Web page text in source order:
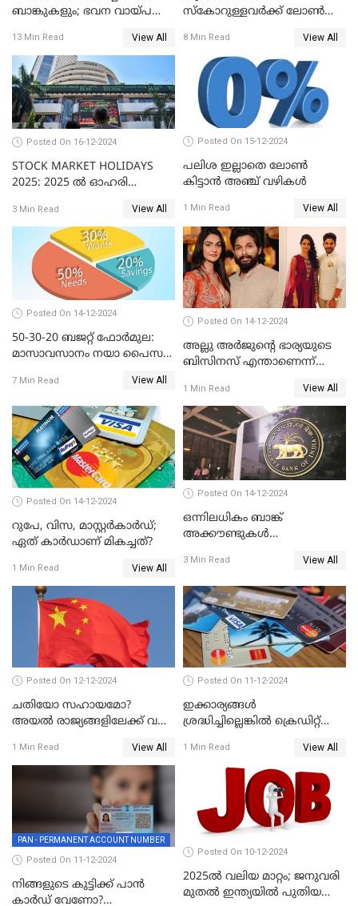
ബാങ്കുകളും; ഭവന വായ്പ
13 Min Read View All
സ്കോറുള്ളവർക്ക് ലോൺ
8 Min Read View All
Posted On 16-12-2024
STOCK MARKET HOLIDAYS
2025: 2025 ൽ ഓഹരി
ദിനങ്ങൾ
3 Min Read View All
Posted On 15-12-2024
പലിശ ഇല്ലാതെ ലോൺ
കിട്ടാൻ അഞ്ച് വഴികൾ
1 Min Read View All
Posted On 14-12-2024
50-30-20 ബജറ്റ് ഫോർമുല:
മാസാവസാനം നയാ പൈസ
7 Min Read View All
Posted On 14-12-2024
അല്ലു അർജുൻ്റെ ഭാര്യയുടെ
ബിസിനസ് എന്താണെന്ന്
1 Min Read View All
Posted On 14-12-2024
റുപേ, വിസ, മാസ്റ്റർകാർഡ്;
ഏത് കാർഡാണ് മികച്ചത്?
1 Min Read View All
Posted On 14-12-2024
ഒന്നിലധികം ബാങ്ക്
അക്കൗണ്ടുകൾ
ബി ഐ പറയുന്നത് എന്താണ്?
3 Min Read View All
Posted On 12-12-2024
ചതിയോ സഹായമോ?
അയൽ രാജ്യങ്ങളിലേക്ക് വൻ
ചൈന
1 Min Read View All
Posted On 11-12-2024
ഇക്കാര്യങ്ങൾ
ശ്രദ്ധിച്ചില്ലെങ്കിൽ ക്രെഡിറ്റ്
1 Min Read View All
PAN - PERMANENT ACCOUNT NUMBER
Posted On 11-12-2024
നിങ്ങളുടെ കുട്ടിക്ക് പാൻ
കാർഡ് വേണോ?
Posted On 10-12-2024
2025ൽ വലിയ മാറ്റം; ജനുവരി
മുതൽ ഇന്ത്യയിൽ പുതിയ